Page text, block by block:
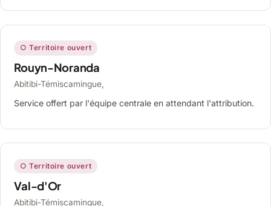
○ Territoire ouvert
Rouyn-Noranda
Abitibi-Témiscamingue,
Service offert par l'équipe centrale en attendant l'attribution.
○ Territoire ouvert
Val-d'Or
Abitibi-Témiscamingue,